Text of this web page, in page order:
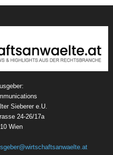
Sieberer e.U.
24-26/17a
Wien